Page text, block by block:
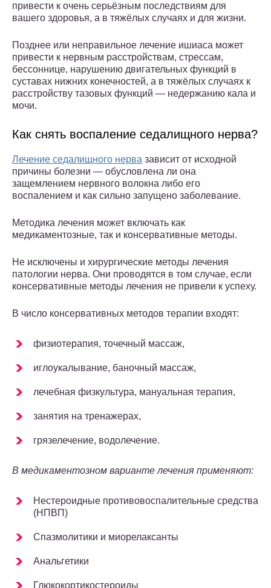
привести к очень серьёзным последствиям для
вашего здоровья, а в тяжёлых случаях и для жизни.
Позднее или неправильное лечение ишиаса может
привести к нервным расстройствам, стрессам,
бессоннице, нарушению двигательных функций в
суставах нижних конечностей, а в тяжёлых случаях к
расстройству тазовых функций — недержанию кала и
мочи.
Как снять воспаление седалищного нерва?
Лечение седалищного нерва зависит от исходной
причины болезни — обусловлена ли она
защемлением нервного волокна либо его
воспалением и как сильно запущено заболевание.
Методика лечения может включать как
медикаментозные, так и консервативные методы.
Не исключены и хирургические методы лечения
патологии нерва. Они проводятся в том случае, если
консервативные методы лечения не привели к успеху.
В число консервативных методов терапии входят:
физиотерапия, точечный массаж,
иглоукалывание, баночный массаж,
лечебная физкультура, мануальная терапия,
занятия на тренажерах,
грязелечение, водолечение.
В медикаментозном варианте лечения применяют:
Нестероидные противовоспалительные средства
(НПВП)
Спазмолитики и миорелаксанты
Анальгетики
Глюкокортикостероиды